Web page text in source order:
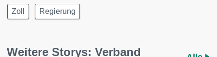
Zoll Regierung
Weitere Storys: Verband